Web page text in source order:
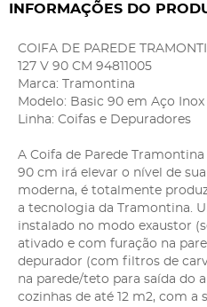
INFORMAÇÕES DO
COIFA DE PAREDE
127 V 90 CM 94811005
Marca: Tramontina
Modelo: Basic 90 em Aço Inox
Linha: Coifas e Depuradores
A Coifa de Parede
90 cm irá elevar o nível de
moderna, é totalmente
a tecnologia da Tramontina.
instalado no modo exaustor
ativado e com furação na
depurador (com filtros de
na parede/teto para saída do
cozinhas de até 12 m2, com a